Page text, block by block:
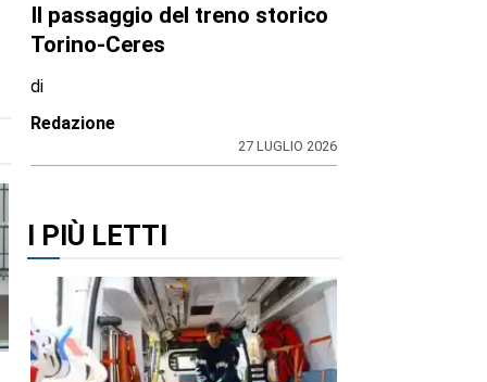
Il passaggio del treno storico
Torino-Ceres
di
Redazione
27 LUGLIO 2026
I PIÙ LETTI